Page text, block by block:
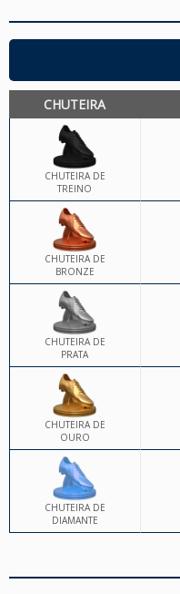
CHUTEIRA
CHUTEIRA DE
TREINO
CHUTEIRA DE
BRONZE
CHUTEIRA DE
PRATA
CHUTEIRA DE
OURO
CHUTEIRA DE
DIAMANTE